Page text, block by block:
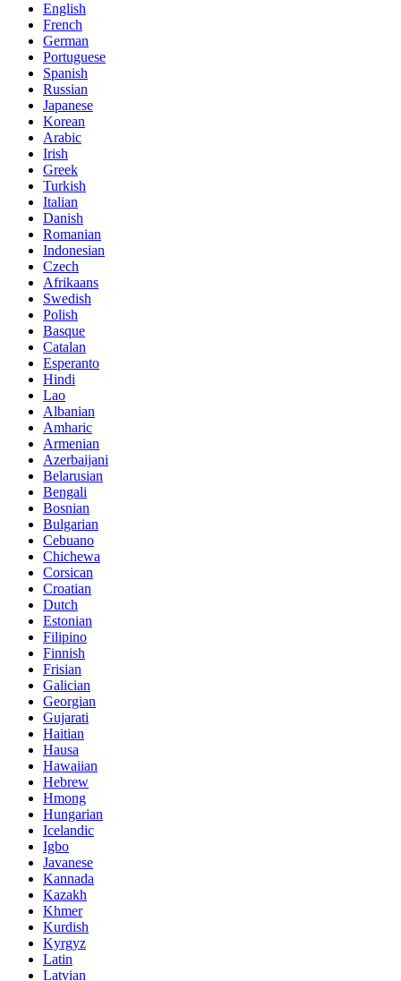
English
French
German
Portuguese
Spanish
Russian
Japanese
Korean
Arabic
Irish
Greek
Turkish
Italian
Danish
Romanian
Indonesian
Czech
Afrikaans
Swedish
Polish
Basque
Catalan
Esperanto
Hindi
Lao
Albanian
Amharic
Armenian
Azerbaijani
Belarusian
Bengali
Bosnian
Bulgarian
Cebuano
Chichewa
Corsican
Croatian
Dutch
Estonian
Filipino
Finnish
Frisian
Galician
Georgian
Gujarati
Haitian
Hausa
Hawaiian
Hebrew
Hmong
Hungarian
Icelandic
Igbo
Javanese
Kannada
Kazakh
Khmer
Kurdish
Kyrgyz
Latin
Latvian